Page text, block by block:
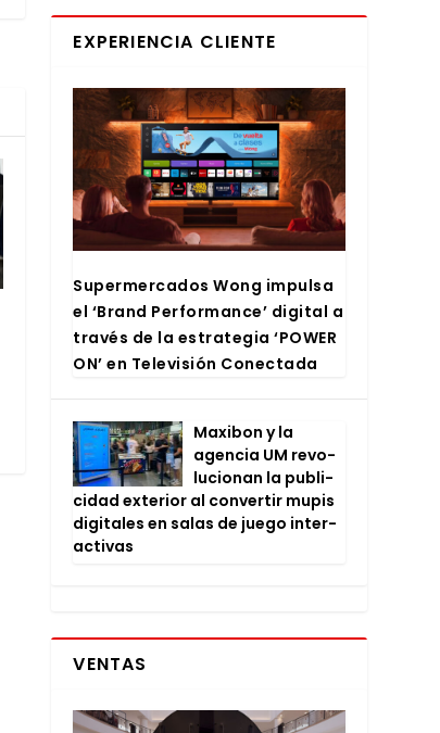
EXPERIENCIA CLIENTE
Super­mer­ca­dos Wong impul­sa
el ‘Brand Per­for­man­ce’ digi­tal a
tra­vés de la estra­te­gia ‘POWER
ON’ en Tele­vi­sión Conec­ta­da
Maxi­bon y la
agen­cia UM revo­
lu­cio­nan la publi­
ci­dad exte­rior al con­ver­tir mupis
digi­ta­les en salas de jue­go inter­
ac­ti­vas
VENTAS